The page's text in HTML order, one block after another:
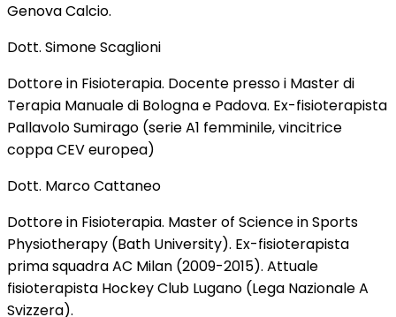
Genova Calcio.
Dott. Simone Scaglioni
Dottore in Fisioterapia. Docente presso i Master di
Terapia Manuale di Bologna e Padova. Ex-fisioterapista
Pallavolo Sumirago (serie A1 femminile, vincitrice
coppa CEV europea)
Dott. Marco Cattaneo
Dottore in Fisioterapia. Master of Science in Sports
Physiotherapy (Bath University). Ex-fisioterapista
prima squadra AC Milan (2009-2015). Attuale
fisioterapista Hockey Club Lugano (Lega Nazionale A
Svizzera).